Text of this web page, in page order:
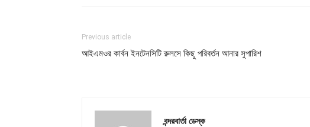
Previous article
আইএমওর কার্বন ইনটেনসিটি রুলসে কিছু পরিবর্তন আনার সুপারিশ
বন্দরবার্তা ডেস্ক